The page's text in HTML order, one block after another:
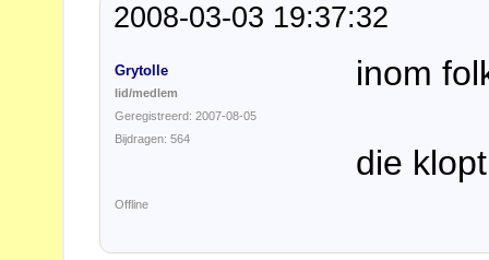
2008-03-03 19:37:32
Grytolle
lid/medlem
Geregistreerd: 2007-08-05
Bijdragen: 564
inom
die klopt
Offline